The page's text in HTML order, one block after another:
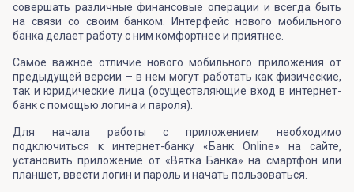
совершать различные финансовые операции и всегда быть
на связи со своим банком. Интерфейс нового мобильного
банка делает работу с ним комфортнее и приятнее.
Самое важное отличие нового мобильного приложения от
предыдущей версии – в нем могут работать как физические,
так и юридические лица (осуществляющие вход в интернет-
банк с помощью логина и пароля).
Для начала работы с приложением необходимо
подключиться к интернет-банку «Банк Online» на сайте,
установить приложение от «Вятка Банка» на смартфон или
планшет, ввести логин и пароль и начать пользоваться.